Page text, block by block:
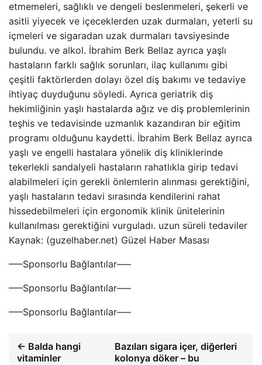
etmemeleri, sağlıklı ve dengeli beslenmeleri, şekerli ve
asitli yiyecek ve içeceklerden uzak durmaları, yeterli su
içmeleri ve sigaradan uzak durmaları tavsiyesinde
bulundu. ve alkol. İbrahim Berk Bellaz ayrıca yaşlı
hastaların farklı sağlık sorunları, ilaç kullanımı gibi
çeşitli faktörlerden dolayı özel diş bakımı ve tedaviye
ihtiyaç duyduğunu söyledi. Ayrıca geriatrik diş
hekimliğinin yaşlı hastalarda ağız ve diş problemlerinin
teşhis ve tedavisinde uzmanlık kazandıran bir eğitim
programı olduğunu kaydetti. İbrahim Berk Bellaz ayrıca
yaşlı ve engelli hastalara yönelik diş kliniklerinde
tekerlekli sandalyeli hastaların rahatlıkla girip tedavi
alabilmeleri için gerekli önlemlerin alınması gerektiğini,
yaşlı hastaların tedavi sırasında kendilerini rahat
hissedebilmeleri için ergonomik klinik ünitelerinin
kullanılması gerektiğini vurguladı. uzun süreli tedaviler
Kaynak: (guzelhaber.net) Güzel Haber Masası
—–Sponsorlu Bağlantılar—–
—–Sponsorlu Bağlantılar—–
—–Sponsorlu Bağlantılar—–
← Balda hangi
vitaminler
Bazıları sigara içer, diğerleri
kolonya döker – bu